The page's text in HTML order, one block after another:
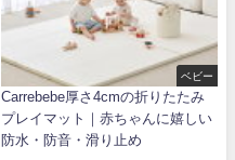
ベビー
Carrebebe厚さ4cmの折りたたみ
プレイマット｜赤ちゃんに嬉しい
防水・防音・滑り止め